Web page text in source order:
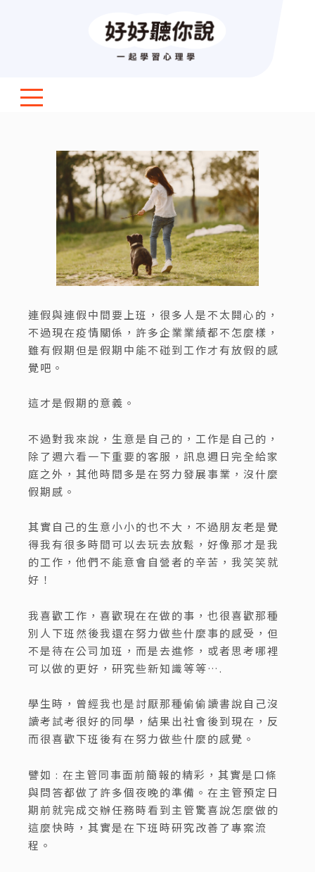
連假與連假中間要上班，很多人是不太開心的，
不過現在疫情關係，許多企業業績都不怎麼樣，
雖有假期但是假期中能不碰到工作才有放假的感
覺吧。
這才是假期的意義。
不過對我來說，生意是自己的，工作是自己的，
除了週六看一下重要的客服，訊息週日完全給家
庭之外，其他時間多是在努力發展事業，沒什麼
假期感。
其實自己的生意小小的也不大，不過朋友老是覺
得我有很多時間可以去玩去放鬆，好像那才是我
的工作，他們不能意會自營者的辛苦，我笑笑就
好！
我喜歡工作，喜歡現在在做的事，也很喜歡那種
別人下班然後我還在努力做些什麼事的感受，但
不是待在公司加班，而是去進修，或者思考哪裡
可以做的更好，研究些新知識等等….
學生時，曾經我也是討厭那種偷偷讀書說自己沒
讀考試考很好的同學，結果出社會後到現在，反
而很喜歡下班後有在努力做些什麼的感覺。
譬如 : 在主管同事面前簡報的精彩，其實是口條
與問答都做了許多個夜晚的準備。在主管預定日
期前就完成交辦任務時看到主管驚喜說怎麼做的
這麼快時，其實是在下班時研究改善了專案流
程。